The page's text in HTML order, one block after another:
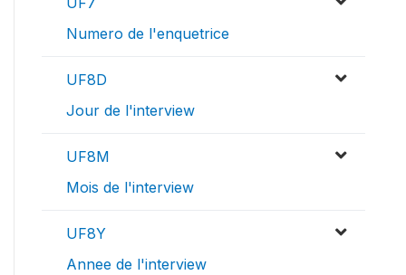
Numero de l'enquetrice
UF8D
Jour de l'interview
UF8M
Mois de l'interview
UF8Y
Annee de l'interview